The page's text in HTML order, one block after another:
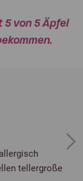
von 5 Äpfel
tellergroße
Next